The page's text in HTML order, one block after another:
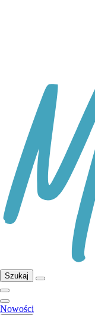
Szukaj
Nowości